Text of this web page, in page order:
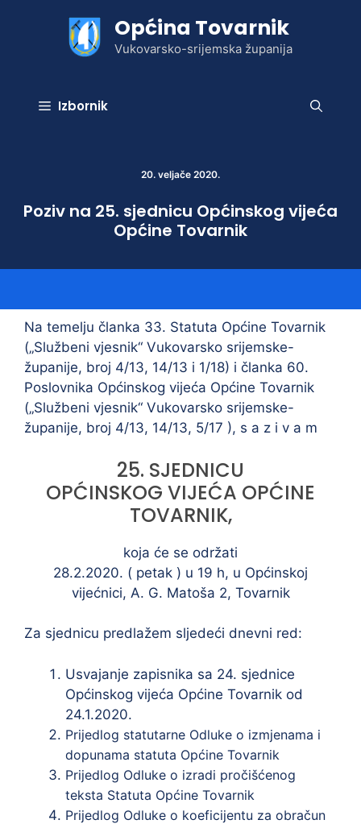
Općina Tovarnik
Vukovarsko-srijemska županija
Izbornik
20. veljače 2020.
Poziv na 25. sjednicu Općinskog vijeća
Općine Tovarnik
Na temelju članka 33. Statuta Općine Tovarnik
(„Službeni vjesnik“ Vukovarsko srijemske-
županije, broj 4/13, 14/13 i 1/18) i članka 60.
Poslovnika Općinskog vijeća Općine Tovarnik
(„Službeni vjesnik“ Vukovarsko srijemske-
županije, broj 4/13, 14/13, 5/17 ), s a z i v a m
25. SJEDNICU
OPĆINSKOG VIJEĆA OPĆINE
TOVARNIK,
koja će se održati
28.2.2020. ( petak ) u 19 h, u Općinskoj
vijećnici, A. G. Matoša 2, Tovarnik
Za sjednicu predlažem sljedeći dnevni red:
Usvajanje zapisnika sa 24. sjednice
Općinskog vijeća Općine Tovarnik od
24.1.2020.
Prijedlog statutarne Odluke o izmjenama i
dopunama statuta Općine Tovarnik
Prijedlog Odluke o izradi pročišćenog
teksta Statuta Općine Tovarnik
Prijedlog Odluke o koeficijentu za obračun